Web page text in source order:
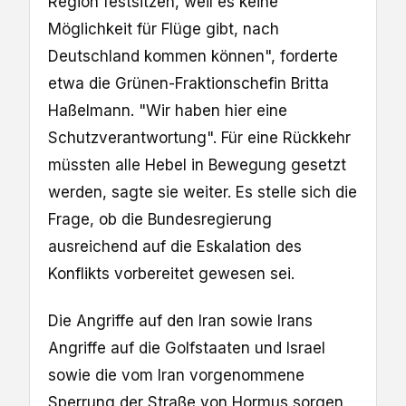
Möglichkeit für Flüge gibt, nach
Deutschland kommen können", forderte
etwa die Grünen-Fraktionschefin Britta
Haßelmann. "Wir haben hier eine
Schutzverantwortung". Für eine Rückkehr
müssten alle Hebel in Bewegung gesetzt
werden, sagte sie weiter. Es stelle sich die
Frage, ob die Bundesregierung
ausreichend auf die Eskalation des
Konflikts vorbereitet gewesen sei.
Die Angriffe auf den Iran sowie Irans
Angriffe auf die Golfstaaten und Israel
sowie die vom Iran vorgenommene
Sperrung der Straße von Hormus sorgen